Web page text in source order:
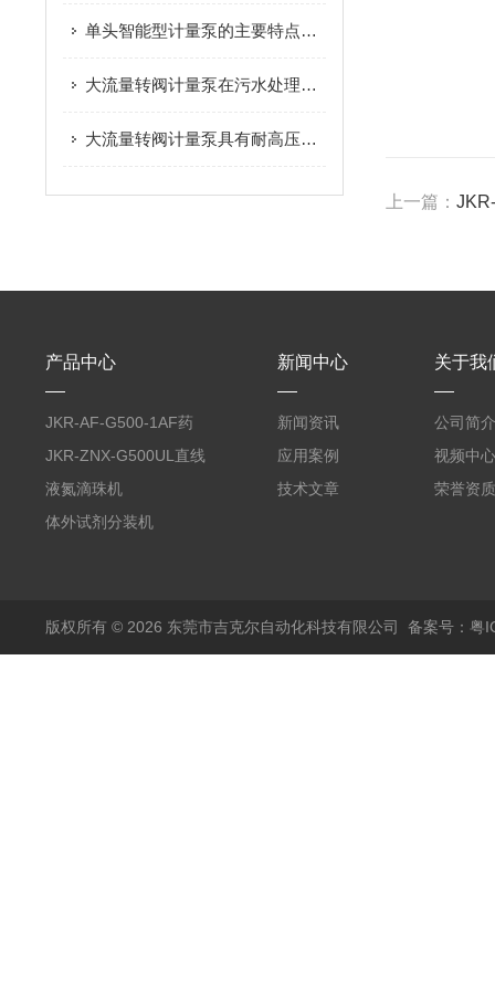
单头智能型计量泵的主要特点及具体应用场景
大流量转阀计量泵在污水处理和废水处理过程中的作用
大流量转阀计量泵具有耐高压和耐腐蚀性能
上一篇：
产品中心
JKR-AF-G500-1AF药
丸滴液机
JKR-ZNX-G500UL直线
式智能计量泵
液氮滴珠机
体外试剂分装机
新闻中心
新闻资讯
应用案例
技术文章
关于我
公司简介
视频中心
荣誉资质
版权所有 © 2026 东莞市吉克尔自动化科技有限公司 备案号：粤